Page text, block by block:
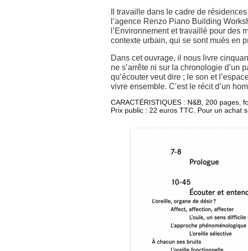
Il travaille dans le cadre de
l’agence Renzo Piano Building
l’Environnement et travaillé pour des
contexte urbain, qui se sont mués en
Dans cet ouvrage, il nous livre
ne s’arrête ni sur la chronologie d’un
qu’écouter veut dire ; le son et
vivre ensemble. C’est le récit d’un
CARACTÉRISTIQUES : N&B, 200 pages,
Prix public : 22 euros TTC. Pour un achat